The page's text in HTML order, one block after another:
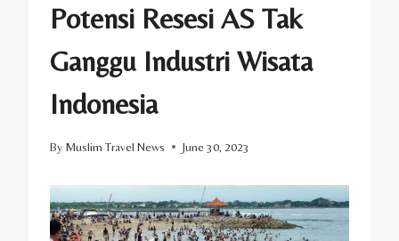
Potensi Resesi AS Tak
Ganggu Industri Wisata
Indonesia
By Muslim Travel News June 30, 2023